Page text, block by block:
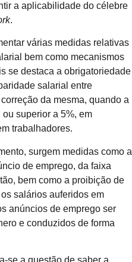
a aplicabilidade do célebre
.
várias medidas relativas
bem como mecanismos
se destaca a obrigatoriedade
salarial entre
da mesma, quando a
superior a 5%, em
trabalhadores.
surgem medidas como a
de emprego, da faixa
bem como a proibição de
salários auferidos em
anúncios de emprego ser
e conduzidos de forma